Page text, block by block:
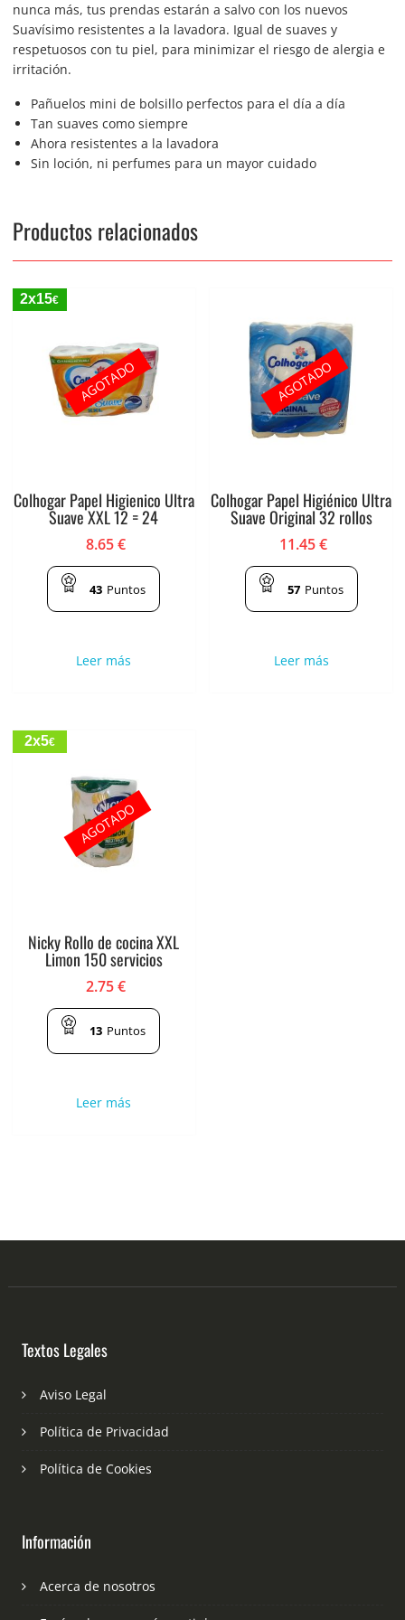
nunca más, tus prendas estarán a salvo con los nuevos
Suavísimo resistentes a la lavadora. Igual de suaves y
respetuosos con tu piel, para minimizar el riesgo de alergia e
irritación.
Pañuelos mini de bolsillo perfectos para el día a día
Tan suaves como siempre
Ahora resistentes a la lavadora
Sin loción, ni perfumes para un mayor cuidado
Productos relacionados
2x15€
Colhogar Papel Higienico Ultra
Suave XXL 12 = 24
8.65€
43 Puntos
Leer más
AGOTADO
Colhogar Papel Higiénico Ultra
Suave Original 32 rollos
11.45€
57 Puntos
Leer más
AGOTADO
2x5€
Nicky Rollo de cocina XXL
Limon 150 servicios
2.75€
13 Puntos
Leer más
AGOTADO
Textos Legales
Aviso Legal
Política de Privacidad
Política de Cookies
Información
Acerca de nosotros